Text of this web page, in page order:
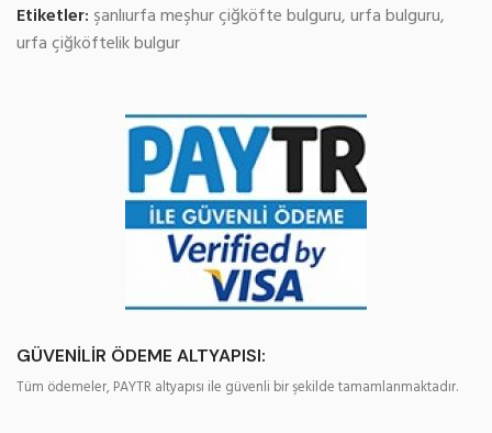
Etiketler: şanlıurfa meşhur çiğköfte bulguru,urfa bulguru,
urfa çiğköftelik bulgur
GÜVENİLİR ÖDEME ALTYAPISI:
Tüm ödemeler, PAYTR altyapısı ile güvenli bir şekilde tamamlanmaktadır.